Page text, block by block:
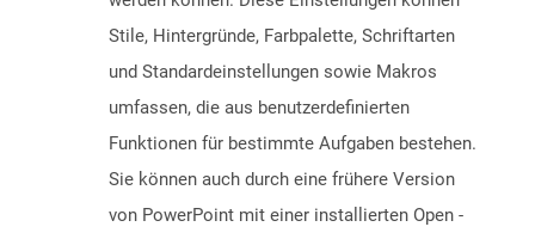
Stile, Hintergründe, Farbpalette, Schriftarten
und Standardeinstellungen sowie Makros
umfassen, die aus benutzerdefinierten
Funktionen für bestimmte Aufgaben bestehen.
Sie können auch durch eine frühere Version
von PowerPoint mit einer installierten Open -